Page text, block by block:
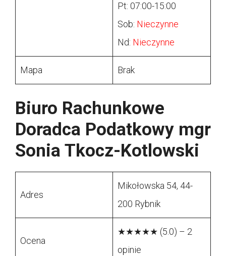
Pt: 07:00-15:00
Sob: Nieczynne
Nd: Nieczynne
Mapa Brak
Biuro Rachunkowe
Doradca Podatkowy mgr
Sonia Tkocz-Kotlowski
Adres
Mikołowska 54, 44-
200 Rybnik
Ocena
★★★★★ (5.0) – 2
opinie